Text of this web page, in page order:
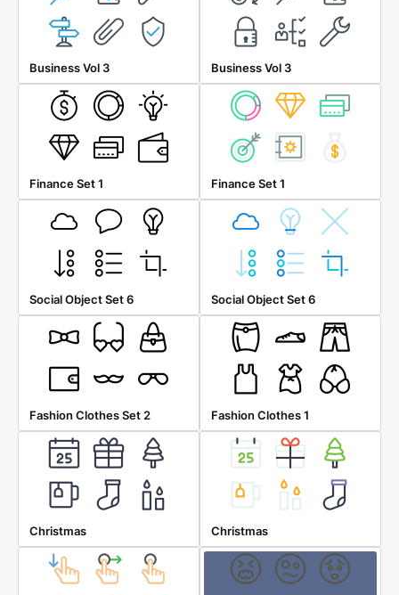
Business Vol 3 Business Vol 3
Finance Set 1 Finance Set 1
Social Object Set 6 Social Object Set 6
Fashion Clothes Set 2 Fashion Clothes 1
Christmas Christmas